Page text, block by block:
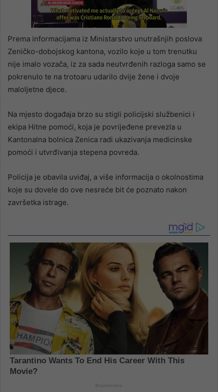
Prema informacijama iz Ministarstvo unutrašnjih poslova
Zeničko-dobojskog kantona, vozilo koje u tom trenutku
nije imalo vozača, iz za sada neutvrđenih razloga samo se
pokrenulo te na trotoaru udarilo dvije žene i dvoje
maloljetne djece.
Na mjesto događaja brzo su stigli policijski službenici i
ekipa Hitne pomoći, koja je povrijeđene prevezla u
Kantonalna bolnica Zenica radi ukazivanja medicinske
pomoći i utvrđivanja stepena povreda.
Policija je obavila uviđaj, a više informacija o okolnostima
koje su dovele do ove nesreće bit će poznato nakon
završetka istrage.